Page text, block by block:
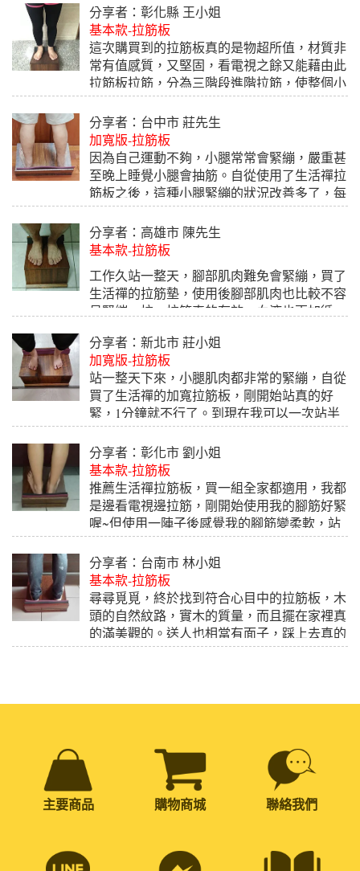
分享者：彰化縣 王小姐
基本款-拉筋板
這次購買到的拉筋板真的是物超所值，材質非
常有值感質，又堅固，看電視之餘又能藉由此
拉筋板拉筋，分為三階段進階拉筋，使整個小
腿腿部皆有拉筋到，舒服許多 ，在家也能拉
筋運動真方便。
分享者：台中市 莊先生
加寬版-拉筋板
因為自己運動不夠，小腿常常會緊繃，嚴重甚
至晚上睡覺小腿會抽筋。自從使用了生活禪拉
筋板之後，這種小腿緊繃的狀況改善多了，每
天縱然只有拉約1分鐘，但對於小腿緊繃的莊
況改善很多，我在這推薦生活禪拉筋板，讚！
分享者：高雄市 陳先生
基本款-拉筋板
工作久站一整天，腳部肌肉難免會緊繃，買了
生活禪的拉筋墊，使用後腳部肌肉也比較不容
易緊繃，拉一拉筋真的有效，血液也更加循
實木的自然感，放在房間看了心情也很輕鬆，
值得推薦！
2018.07.15
分享者：新北市 莊小姐
加寬版-拉筋板
站一整天下來，小腿肌肉都非常的緊繃，自從
買了生活禪的加寬拉筋板，剛開始站真的好
緊，1分鐘就不行了。到現在我可以一次站半
小時多了。而且加寬的拉筋板真的很穩很好
站，很有安全感：）還可以在上面做一些簡單
的拉筋動作。真的很推薦給大家！
2018.07.12
分享者：彰化市 劉小姐
基本款-拉筋板
推薦生活禪拉筋板，買一組全家都適用，我都
是邊看電視邊拉筋，剛開始使用我的腳筋好緊
喔~但使用一陣子後感覺我的腳筋變柔軟，站
的時間也可以變久了，我覺得還可以調整體
態，真是個好商品。
分享者：台南市 林小姐
基本款-拉筋板
尋尋覓覓，終於找到符合心目中的拉筋板，木
頭的自然紋路，實木的質量，而且擺在家裡真
的滿美觀的。送人也相當有面子，踩上去真的
舒緩了腿部的壓力，生活禪還贈送防滑墊跟後
歡。送禮自用兩相宜，推薦給大家！
主要商品 購物商城 聯絡我們